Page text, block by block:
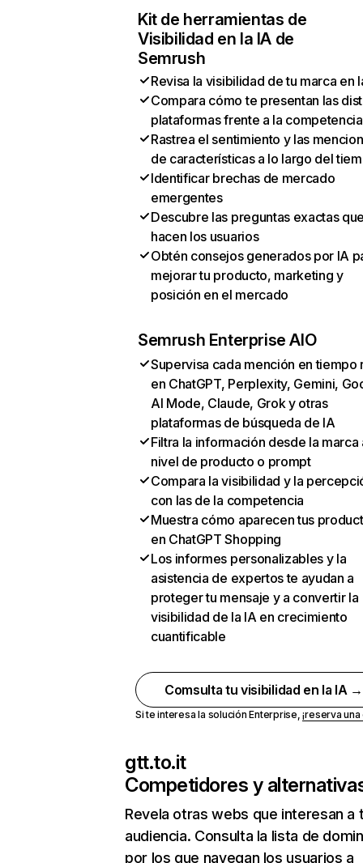
Kit de herramientas de
Visibilidad en la IA de
Semrush
Revisa la visibilidad de tu marca en
Compara cómo te presentan las
plataformas frente a la competencia
Rastrea el sentimiento y las
de características a lo largo del
Identificar brechas de mercado
emergentes
Descubre las preguntas exactas
hacen los usuarios
Obtén consejos generados por IA
mejorar tu producto, marketing y
posición en el mercado
Semrush Enterprise AIO
Supervisa cada mención en tiempo
en ChatGPT, Perplexity, Gemini,
AI Mode, Claude, Grok y otras
plataformas de búsqueda de IA
Filtra la información desde la marca
nivel de producto o prompt
Compara la visibilidad y la
con las de la competencia
Muestra cómo aparecen tus
en ChatGPT Shopping
Los informes personalizables y la
asistencia de expertos te ayudan a
proteger tu mensaje y a convertir la
visibilidad de la IA en crecimiento
cuantificable
Comsulta tu visibilidad en la IA →
Si te interesa la solución Enterprise,¡reserva
gtt.to.it
Competidores y
Revela otras webs que interesan a
audiencia. Consulta la lista de
por los que navegan los usuarios a